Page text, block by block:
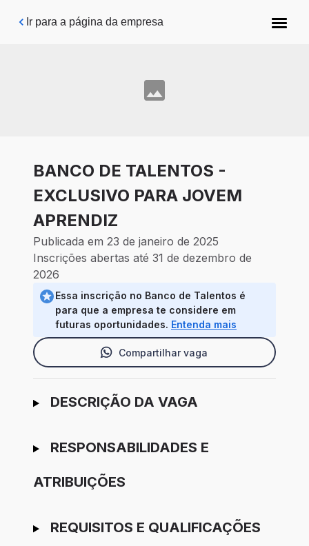
Pular para o conteúdo principal
Ir para a página da empresa
BANCO DE TALENTOS -
EXCLUSIVO PARA JOVEM
APRENDIZ
Publicada em 23 de janeiro de 2025
Inscrições abertas até 31 de dezembro de
2026
Essa inscrição no Banco de Talentos é
para que a empresa te considere em
futuras oportunidades. Entenda mais
Compartilhar vaga
Ir para candidatura
DESCRIÇÃO DA VAGA
RESPONSABILIDADES E
ATRIBUIÇÕES
REQUISITOS E QUALIFICAÇÕES